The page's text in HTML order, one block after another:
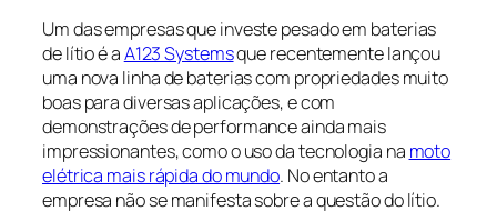
Um das empresas que investe pesado em baterias
de lítio é aA123 Systemsque recentemente lançou
uma nova linha de baterias com propriedades muito
boas para diversas aplicações, e com
demonstrações de performance ainda mais
impressionantes, como o uso da tecnologia na moto
elétrica mais rápida do mundo. No entanto a
empresa não se manifesta sobre a questão do lítio.